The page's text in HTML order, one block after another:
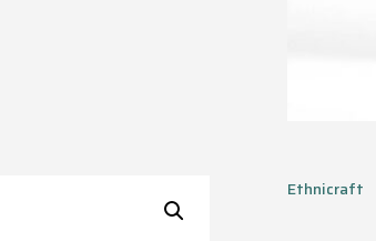
Ethnicraft